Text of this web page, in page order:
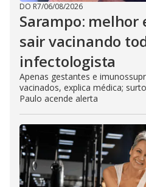
DO R7/06/08/2026
Sarampo: melhor
sair vacinando
infectologista
Apenas gestantes e
vacinados, explica médica;
Paulo acende alerta